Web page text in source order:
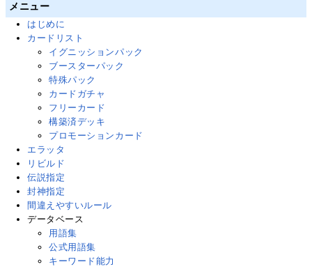
メニュー
はじめに
カードリスト
イグニッションパック
ブースターパック
特殊パック
カードガチャ
フリーカード
構築済デッキ
プロモーションカード
エラッタ
リビルド
伝説指定
封神指定
間違えやすいルール
データベース
用語集
公式用語集
キーワード能力